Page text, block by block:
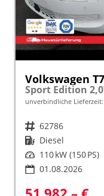
Volkswagen
Sport Edition
unverbindliche Lieferzeit:
Fahrzeugnr. 62786
Kraftstoff Diesel
Leistung 110 kW (150 PS)
01.08.2026